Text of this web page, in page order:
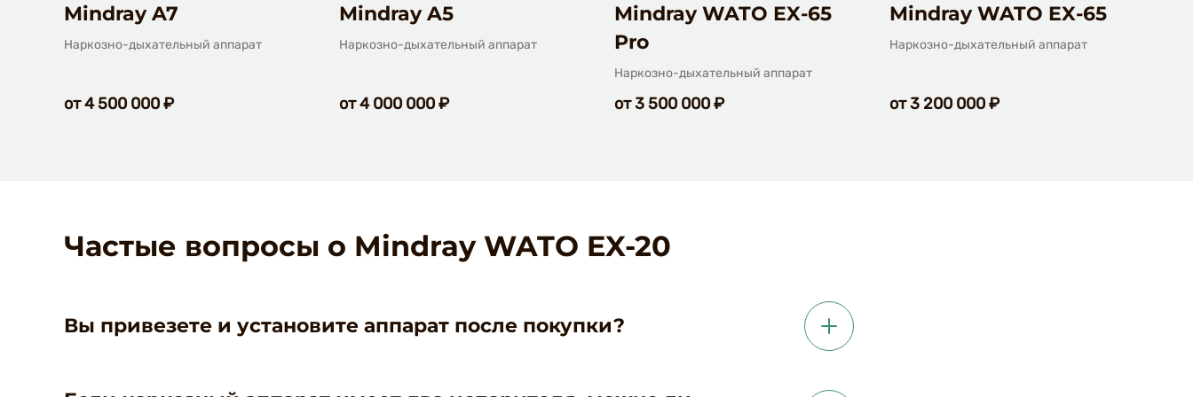
Mindray A7
Наркозно-дыхательный аппарат
от 4 500 000 ₽
Mindray A5
Наркозно-дыхательный аппарат
от 4 000 000 ₽
Mindray WATO EX-65
Pro
Наркозно-дыхательный аппарат
от 3 500 000 ₽
Mindray WATO EX-65
Наркозно-дыхательный аппарат
от 3 200 000 ₽
Частые вопросы о Mindray WATO EX-20
Вы привезете и установите аппарат после покупки?